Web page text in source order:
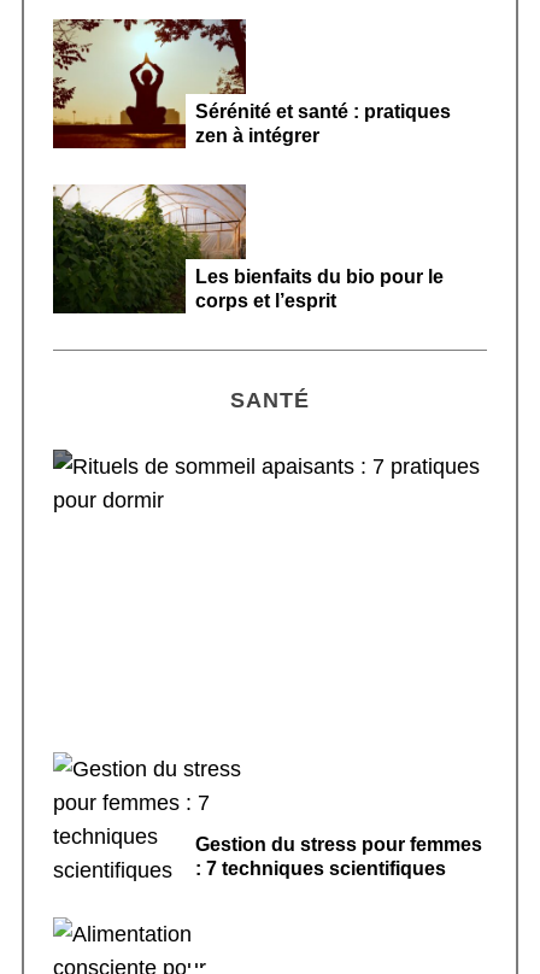
Sérénité et santé : pratiques
zen à intégrer
Les bienfaits du bio pour le
corps et l’esprit
SANTÉ
Gestion du stress pour femmes
: 7 techniques scientifiques